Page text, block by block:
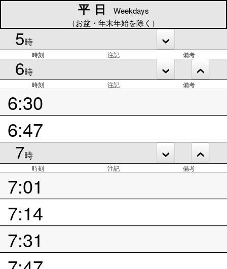
平日
Weekdays
（お盆・年末年始を除く）
5時
時刻 注記 備考
6時
時刻 注記 備考
6:30
6:47
7時
時刻 注記 備考
7:01
7:14
7:31